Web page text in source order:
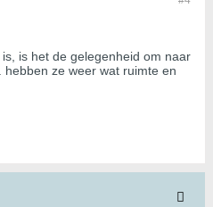
is het de gelegenheid om naar
ze weer wat ruimte en